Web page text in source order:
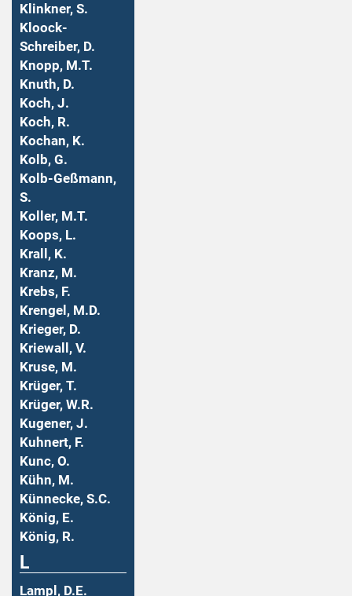
Klinkner, S.
Kloock-
Schreiber, D.
Knopp, M.T.
Knuth, D.
Koch, J.
Koch, R.
Kochan, K.
Kolb, G.
Kolb-Geßmann,
S.
Koller, M.T.
Koops, L.
Krall, K.
Kranz, M.
Krebs, F.
Krengel, M.D.
Krieger, D.
Kriewall, V.
Kruse, M.
Krüger, T.
Krüger, W.R.
Kugener, J.
Kuhnert, F.
Kunc, O.
Kühn, M.
Künnecke, S.C.
König, E.
König, R.
L
Lampl, D.E.